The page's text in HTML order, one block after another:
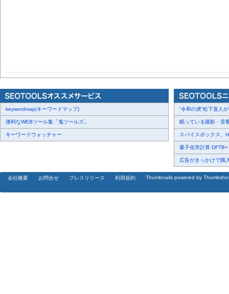
keywordmap(キーワードマップ)
便利なWEBツール集「鬼ツールズ」
キーワードウォッチャー
“令和の虎”松下直人
眠っている撮影・音
スパイスボックス、
量子化学計算
広告がきっかけで購
会社概要 お問合せ プレスリリース 利用規約 Thumbnails powered by